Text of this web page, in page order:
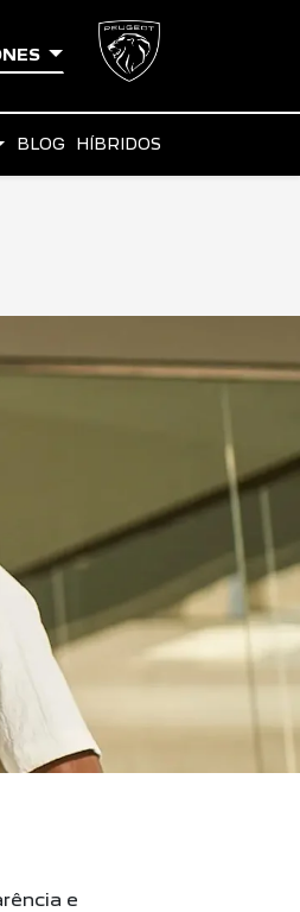
BLOG HÍBRIDOS
e